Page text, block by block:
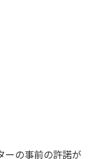
ーの事前の許諾が